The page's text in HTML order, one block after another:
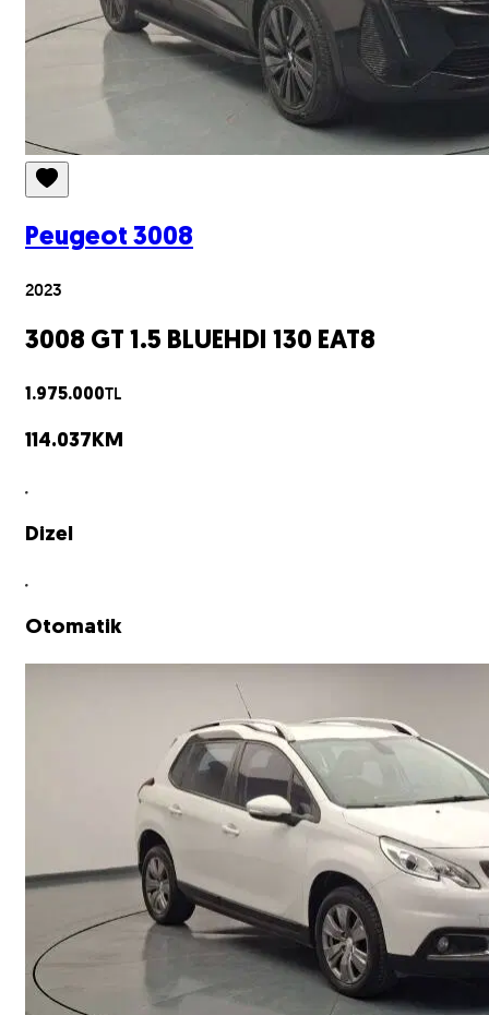
Peugeot 3008
2023
3008 GT 1.5 BLUEHDI 130 EAT8
1.975.000TL
114.037KM
Dizel
Otomatik